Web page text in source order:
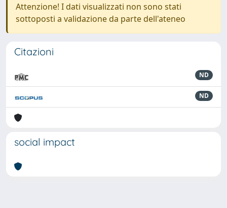
Attenzione! I dati visualizzati non sono stati
sottoposti a validazione da parte dell'ateneo
Citazioni
ND
ND
social impact